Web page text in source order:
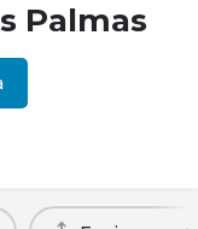
Palmas